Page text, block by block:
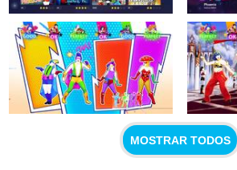
MOSTRAR TODOS